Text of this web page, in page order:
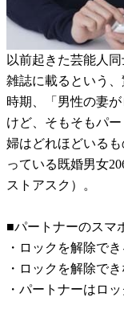
以前起きた芸能人
雑誌に載るという
時期、「男性の妻
けど、そもそもパ
婦はどれほどいる
っている既婚男女
ストアスク）。
■パートナーのスマ
・ロックを解除で
・ロックを解除で
・パートナーはロ